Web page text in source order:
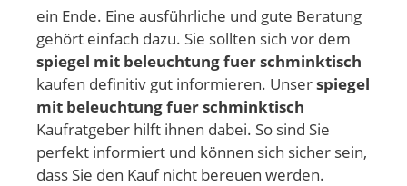
ein Ende. Eine ausführliche und gute Beratung
gehört einfach dazu. Sie sollten sich vor dem
spiegel mit beleuchtung fuer schminktisch
kaufen definitiv gut informieren. Unserspiegel
mit beleuchtung fuer schminktisch
Kaufratgeber hilft ihnen dabei. So sind Sie
perfekt informiert und können sich sicher sein,
dass Sie den Kauf nicht bereuen werden.